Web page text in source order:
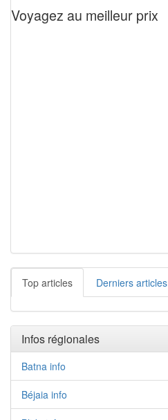
Voyagez au meilleur prix
Top articles Derniers articles
Infos régionales
Batna info
Béjaia info